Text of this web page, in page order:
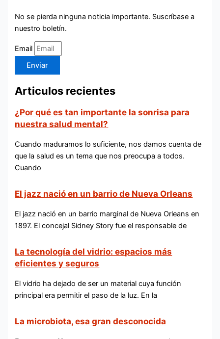
No se pierda ninguna noticia importante. Suscríbase a
nuestro boletín.
Email
Enviar
Articulos recientes
¿Por qué es tan importante la sonrisa para
nuestra salud mental?
Cuando maduramos lo suficiente, nos damos cuenta de
que la salud es un tema que nos preocupa a todos.
Cuando
El jazz nació en un barrio de Nueva Orleans
El jazz nació en un barrio marginal de Nueva Orleans en
1897. El concejal Sidney Story fue el responsable de
La tecnología del vidrio: espacios más
eficientes y seguros
El vidrio ha dejado de ser un material cuya función
principal era permitir el paso de la luz. En la
La microbiota, esa gran desconocida